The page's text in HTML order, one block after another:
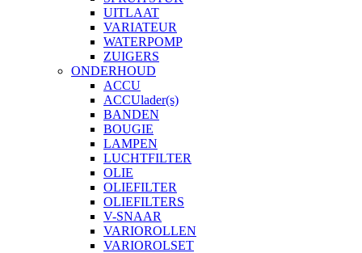
UITLAAT
VARIATEUR
WATERPOMP
ZUIGERS
ONDERHOUD
ACCU
ACCUlader(s)
BANDEN
BOUGIE
LAMPEN
LUCHTFILTER
OLIE
OLIEFILTER
OLIEFILTERS
V-SNAAR
VARIOROLLEN
VARIOROLSET